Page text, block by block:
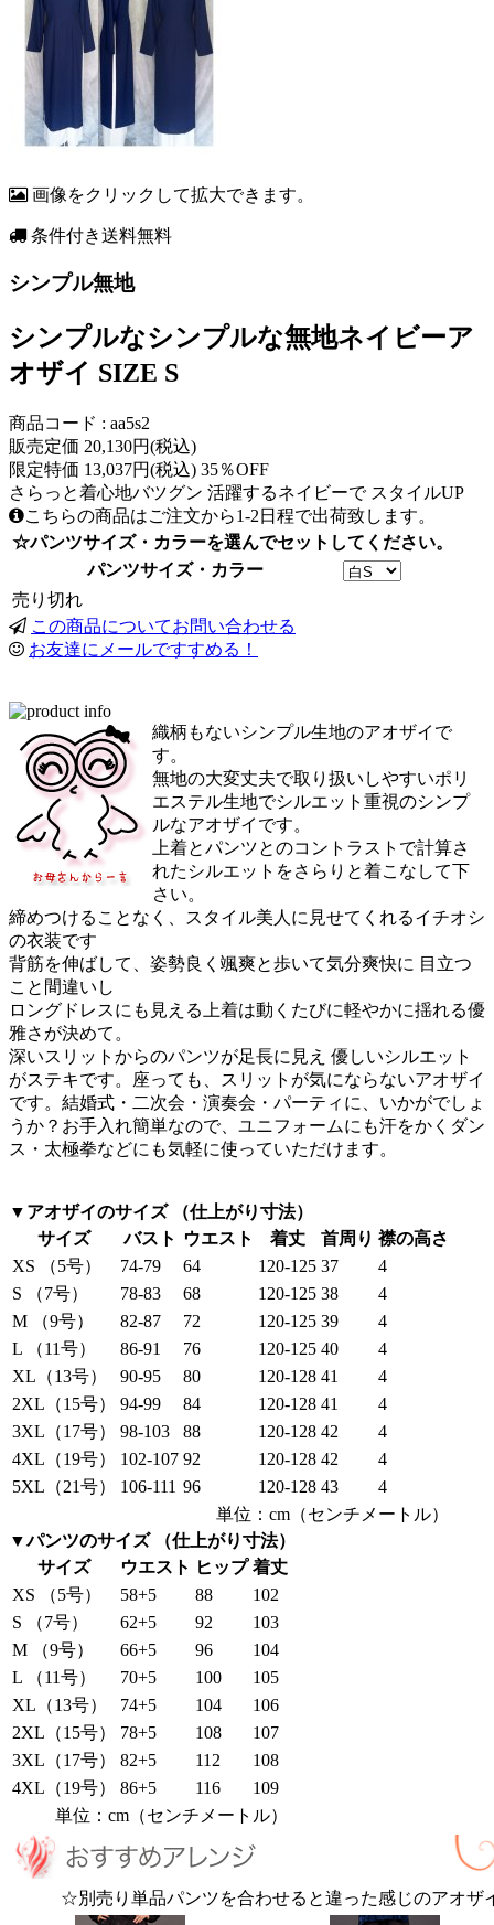
画像をクリックして拡大できます。
条件付き送料無料
シンプル無地
シンプルなシンプルな無地ネイビーア
オザイ SIZE S
商品コード : aa5s2
販売定価 20,130円(税込)
限定特価 13,037円(税込) 35％OFF
さらっと着心地バツグン 活躍するネイビーで スタイルUP
こちらの商品はご注文から1-2日程で出荷致します。
☆パンツサイズ・カラーを選んでセットしてください。
パンツサイズ・カラー
売り切れ
この商品についてお問い合わせる
お友達にメールですすめる！
織柄もないシンプル生地のアオザイで
す。
無地の大変丈夫で取り扱いしやすいポリ
エステル生地でシルエット重視のシンプ
ルなアオザイです。
上着とパンツとのコントラストで計算さ
れたシルエットをさらりと着こなして下
さい。
締めつけることなく、スタイル美人に見せてくれるイチオシ
の衣装です
背筋を伸ばして、姿勢良く颯爽と歩いて気分爽快に 目立つ
こと間違いし
ロングドレスにも見える上着は動くたびに軽やかに揺れる優
雅さが決めて。
深いスリットからのパンツが足長に見え 優しいシルエット
がステキです。座っても、スリットが気にならないアオザイ
です。結婚式・二次会・演奏会・パーティに、いかがでしょ
うか？お手入れ簡単なので、ユニフォームにも汗をかくダン
ス・太極拳などにも気軽に使っていただけます。
▼アオザイのサイズ （仕上がり寸法）
サイズ
バスト ウエスト 着丈 首周り 襟の高さ
XS （5号）
74-79 64 120-125 37
4
S （7号）
78-83 68 120-125 38
4
M （9号）
82-87 72 120-125 39
4
L （11号）
86-91 76 120-125 40
4
XL（13号）
90-95 80 120-128 41
4
2XL（15号）
94-99 84 120-128 41
4
3XL（17号）
98-103 88 120-128 42
4
4XL（19号）
102-107 92 120-128 42
4
5XL（21号）
106-111 96 120-128 43
4
単位：cm（センチメートル）
▼パンツのサイズ （仕上がり寸法）
サイズ
ウエスト ヒップ 着丈
XS （5号）
58+5 88
102
S （7号）
62+5 92
103
M （9号）
66+5 96
104
L （11号）
70+5 100
105
XL（13号）
74+5 104
106
2XL（15号）
78+5 108
107
3XL（17号）
82+5 112
108
4XL（19号）
86+5 116
109
単位：cm（センチメートル）
☆別売り単品パンツを合わせると違った感じのアオザ